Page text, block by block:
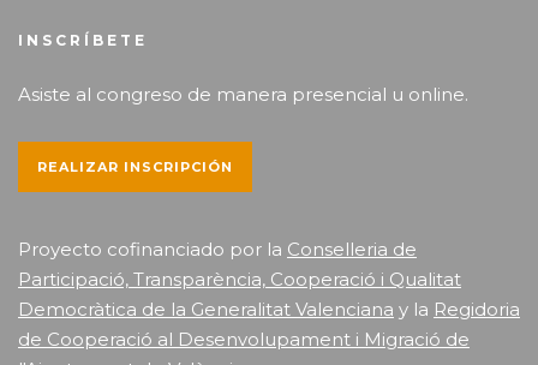
INSCRÍBETE
Asiste al congreso de manera presencial u online.
REALIZAR INSCRIPCIÓN
Proyecto cofinanciado por la Conselleria de
Participació, Transparència, Cooperació i Qualitat
Democràtica de la Generalitat Valenciana y la Regidoria
de Cooperació al Desenvolupament i Migració de